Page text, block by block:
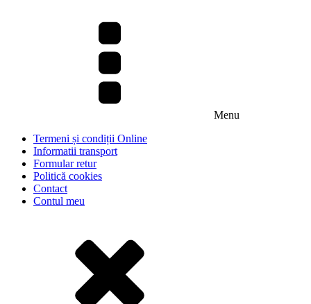
Menu
Termeni și condiții Online
Informatii transport
Formular retur
Politică cookies
Contact
Contul meu